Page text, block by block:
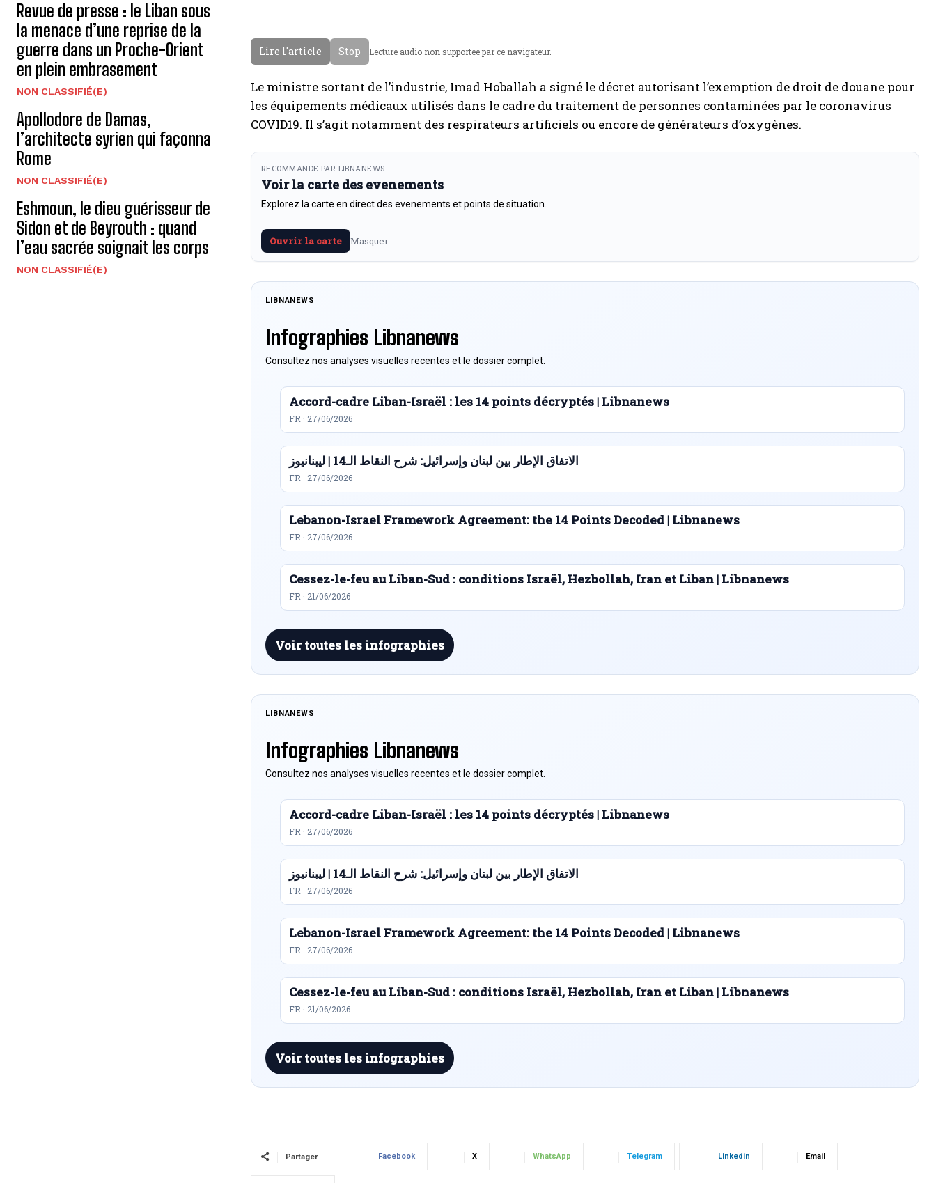
Revue de presse : le Liban sous
la menace d’une reprise de la
guerre dans un Proche-Orient
en plein embrasement
NON CLASSIFIÉ(E)
Apollodore de Damas,
l’architecte syrien qui façonna
Rome
NON CLASSIFIÉ(E)
Eshmoun, le dieu guérisseur de
Sidon et de Beyrouth : quand
l’eau sacrée soignait les corps
NON CLASSIFIÉ(E)
Lire l'article Stop Lecture audio non supportee par ce navigateur.
Le ministre sortant de l’industrie, Imad Hoballah a signé le décret autorisant l’exemption de droit de douane pour
les équipements médicaux utilisés dans le cadre du traitement de personnes contaminées par le coronavirus
COVID19. Il s’agit notamment des respirateurs artificiels ou encore de générateurs d’oxygènes.
RECOMMANDE PAR LIBNANEWS
Voir la carte des evenements
Explorez la carte en direct des evenements et points de situation.
Ouvrir la carte Masquer
LIBNANEWS
Infographies Libnanews
Consultez nos analyses visuelles recentes et le dossier complet.
Accord-cadre Liban-Israël : les 14 points décryptés | Libnanews
FR · 27/06/2026
الاتفاق الإطار بين لبنان وإسرائيل: شرح النقاط الـ14 | ليبنانيوز
FR · 27/06/2026
Lebanon-Israel Framework Agreement: the 14 Points Decoded | Libnanews
FR · 27/06/2026
Cessez-le-feu au Liban-Sud : conditions Israël, Hezbollah, Iran et Liban | Libnanews
FR · 21/06/2026
Voir toutes les infographies
LIBNANEWS
Infographies Libnanews
Consultez nos analyses visuelles recentes et le dossier complet.
Accord-cadre Liban-Israël : les 14 points décryptés | Libnanews
FR · 27/06/2026
الاتفاق الإطار بين لبنان وإسرائيل: شرح النقاط الـ14 | ليبنانيوز
FR · 27/06/2026
Lebanon-Israel Framework Agreement: the 14 Points Decoded | Libnanews
FR · 27/06/2026
Cessez-le-feu au Liban-Sud : conditions Israël, Hezbollah, Iran et Liban | Libnanews
FR · 21/06/2026
Voir toutes les infographies
Partager Facebook X WhatsApp Telegram Linkedin Email